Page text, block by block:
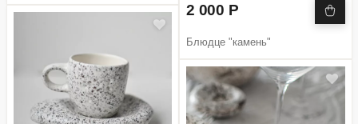
2 000 Р
Блюдце "камень"